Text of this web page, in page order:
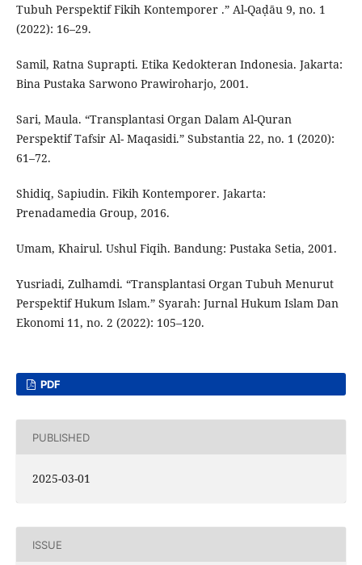
Tubuh Perspektif Fikih Kontemporer .” Al-Qaḍāu 9, no. 1
(2022): 16–29.
Samil, Ratna Suprapti. Etika Kedokteran Indonesia. Jakarta:
Bina Pustaka Sarwono Prawiroharjo, 2001.
Sari, Maula. “Transplantasi Organ Dalam Al-Quran
Perspektif Tafsir Al- Maqasidi.” Substantia 22, no. 1 (2020):
61–72.
Shidiq, Sapiudin. Fikih Kontemporer. Jakarta:
Prenadamedia Group, 2016.
Umam, Khairul. Ushul Fiqih. Bandung: Pustaka Setia, 2001.
Yusriadi, Zulhamdi. “Transplantasi Organ Tubuh Menurut
Perspektif Hukum Islam.” Syarah: Jurnal Hukum Islam Dan
Ekonomi 11, no. 2 (2022): 105–120.
PDF
PUBLISHED
2025-03-01
ISSUE